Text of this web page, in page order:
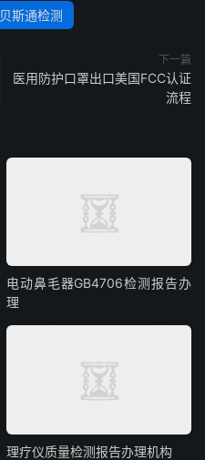
贝斯通检测
下一篇
医用防护口罩出口美国FCC认证
流程
电动鼻毛器GB4706检测报告办
理
理疗仪质量检测报告办理机构